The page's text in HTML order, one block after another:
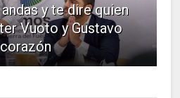
y te dire quien
Vuoto y Gustavo